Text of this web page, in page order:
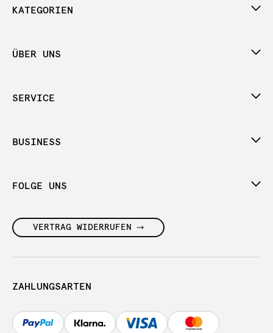
KATEGORIEN
ÜBER UNS
SERVICE
BUSINESS
FOLGE UNS
VERTRAG WIDERRUFEN
ZAHLUNGSARTEN